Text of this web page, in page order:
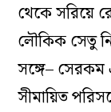
থেকে সরিয়ে
লৌকিক সেতু
সঙ্গে–
সীমায়িত